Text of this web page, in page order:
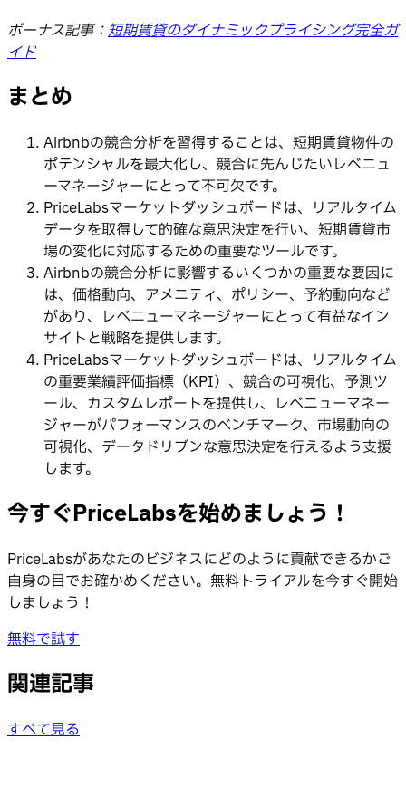
ボーナス記事：短期賃貸のダイナミックプライシング完全ガ
イド
まとめ
Airbnbの競合分析を習得することは、短期賃貸物件の
ポテンシャルを最大化し、競合に先んじたいレベニュ
ーマネージャーにとって不可欠です。
PriceLabsマーケットダッシュボードは、リアルタイム
データを取得して的確な意思決定を行い、短期賃貸市
場の変化に対応するための重要なツールです。
Airbnbの競合分析に影響するいくつかの重要な要因に
は、価格動向、アメニティ、ポリシー、予約動向など
があり、レベニューマネージャーにとって有益なイン
サイトと戦略を提供します。
PriceLabsマーケットダッシュボードは、リアルタイム
の重要業績評価指標（KPI）、競合の可視化、予測ツ
ール、カスタムレポートを提供し、レベニューマネー
ジャーがパフォーマンスのベンチマーク、市場動向の
可視化、データドリブンな意思決定を行えるよう支援
します。
今すぐPriceLabsを始めましょう！
PriceLabsがあなたのビジネスにどのように貢献できるかご
自身の目でお確かめください。無料トライアルを今すぐ開始
しましょう！
無料で試す
関連記事
すべて見る